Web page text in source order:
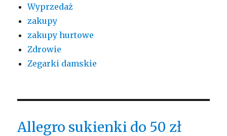
Wyprzedaż
zakupy
zakupy hurtowe
Zdrowie
Zegarki damskie
Allegro sukienki do 50 zł